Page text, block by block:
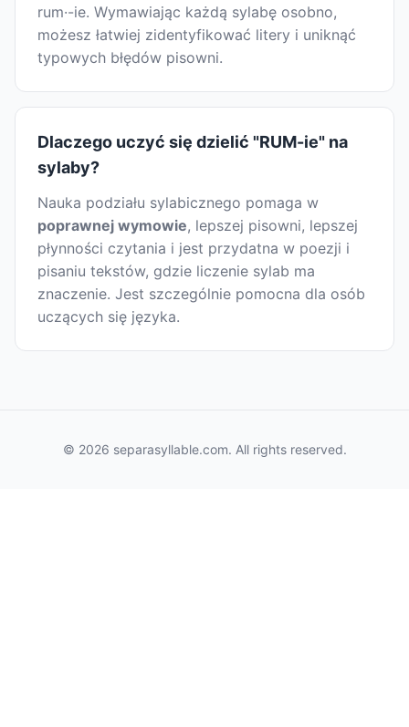
rum·-ie. Wymawiając każdą sylabę osobno,
możesz łatwiej zidentyfikować litery i uniknąć
typowych błędów pisowni.
Dlaczego uczyć się dzielić "RUM-ie" na
sylaby?
Nauka podziału sylabicznego pomaga w
poprawnej wymowie, lepszej pisowni, lepszej
płynności czytania i jest przydatna w poezji i
pisaniu tekstów, gdzie liczenie sylab ma
znaczenie. Jest szczególnie pomocna dla osób
uczących się języka.
© 2026 separasyllable.com. All rights reserved.